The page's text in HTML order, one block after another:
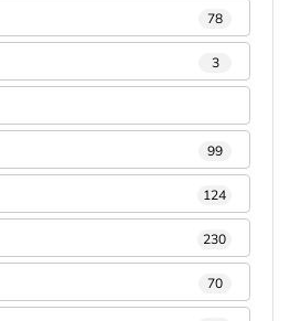
78
3
99
124
230
70